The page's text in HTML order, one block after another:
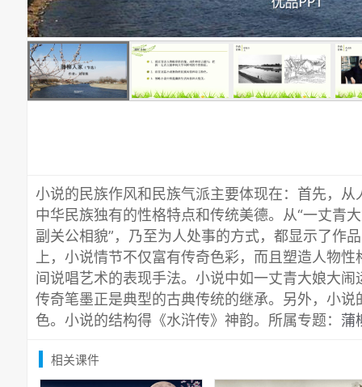
小说的民族作风和民族气派主要体现在：首先，
中华民族独有的性格特点和传统美德。从“一丈青
副关公相貌”，乃至为人处事的方式，都显示了作
上，小说情节不仅富有传奇色彩，而且塑造人物
间说唱艺术的表现手法。小说中如一丈青大娘大
传奇笔墨正是典型的古典传统的继承。另外，小
色。小说的结构得《水浒传》神韵。所属专题： 蒲
相关课件